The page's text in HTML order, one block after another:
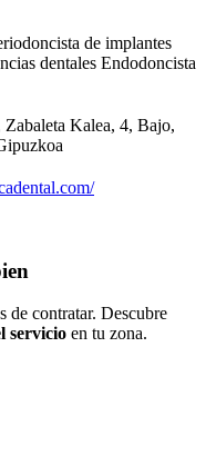
de implantes
dentales Endodoncista
Kalea, 4, Bajo,
de contratar. Descubre
servicio en tu zona.